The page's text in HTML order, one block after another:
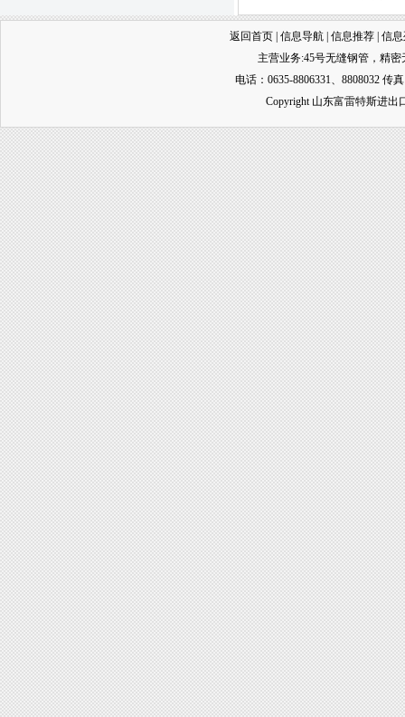
返回首页 信息导航 信息推荐 信
主营业务:45号无缝钢管， 精密
电话：0635-8806331、8808032 传
Copyright 山东富雷特斯进